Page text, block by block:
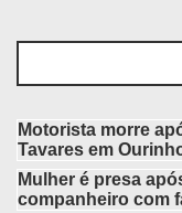
Motorista morre
Tavares em
Mulher é presa
companheiro com